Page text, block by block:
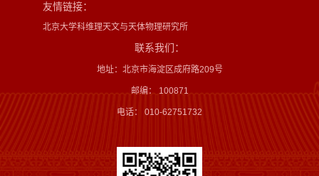
友情链接：
北京大学科维理天文与天体物理研究所
联系我们：
地址：北京市海淀区成府路209号
邮编： 100871
电话： 010-62751732